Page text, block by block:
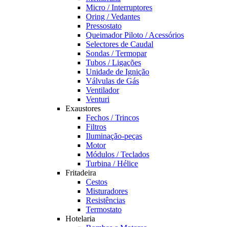
Micro / Interruptores
Oring / Vedantes
Pressostato
Queimador Piloto / Acessórios
Selectores de Caudal
Sondas / Termopar
Tubos / Ligações
Unidade de Ignição
Válvulas de Gás
Ventilador
Venturi
Exaustores
Fechos / Trincos
Filtros
Iluminação-peças
Motor
Módulos / Teclados
Turbina / Hélice
Fritadeira
Cestos
Misturadores
Resistências
Termostato
Hotelaria